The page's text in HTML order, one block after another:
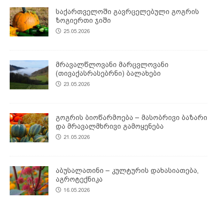
საქართველოში გავრცელებული გოგრის
ზოგიერთი ჯიში
25.05.2026
მრავალწლოვანი მარცვლოვანი
(თივაქასრასებრნი) ბალახები
23.05.2026
გოგრის ბიოწარმოება – მასობრივი ბაზარი
და მრავალმხრივი გამოყენება
21.05.2026
აბუსალათინი – კულტურის დახასიათება,
აგროტექნიკა
16.05.2026